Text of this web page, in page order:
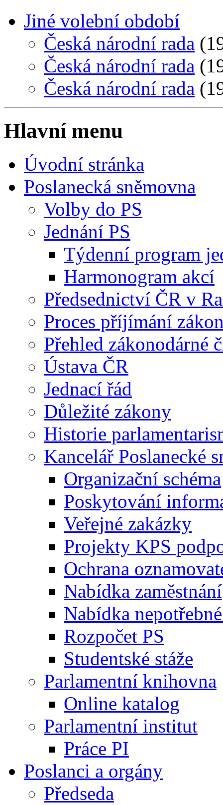
Jiné volební období
Česká národní rada
Česká národní rada
Česká národní rada
Hlavní menu
Úvodní stránka
Poslanecká sněmovna
Volby do PS
Jednání PS
Týdenní program
Harmonogram akcí
Předsednictví ČR v
Proces příjímání
Přehled zákonodárné
Ústava ČR
Jednací řád
Důležité zákony
Historie
Kancelář Poslanecké
Organizační schéma
Poskytování
Veřejné zakázky
Projekty KPS
Ochrana
Nabídka zaměstnání
Nabídka
Rozpočet PS
Studentské stáže
Parlamentní knihovna
Online katalog
Parlamentní institut
Práce PI
Poslanci a orgány
Předseda